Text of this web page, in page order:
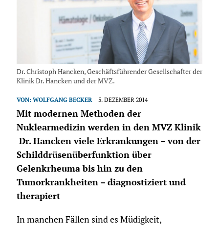
Dr. Christoph Hancken, Geschäftsführender Gesellschafter der
Klinik Dr. Hancken und der MVZ.
VON: WOLFGANG BECKER 5. DEZEMBER 2014
Mit modernen Methoden der
Nuklearmedizin werden in den MVZ Klinik
Dr. Hancken viele Erkrankungen – von der
Schilddrüsenüberfunktion über
Gelenkrheuma bis hin zu den
Tumorkrankheiten – diagnostiziert und
therapiert
In manchen Fällen sind es Müdigkeit,